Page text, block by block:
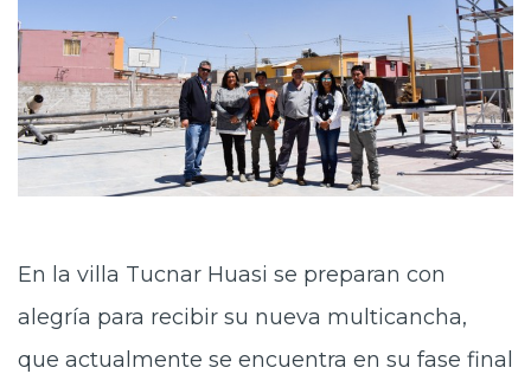
En la villa Tucnar Huasi se preparan con
alegría para recibir su nueva multicancha,
que actualmente se encuentra en su fase final